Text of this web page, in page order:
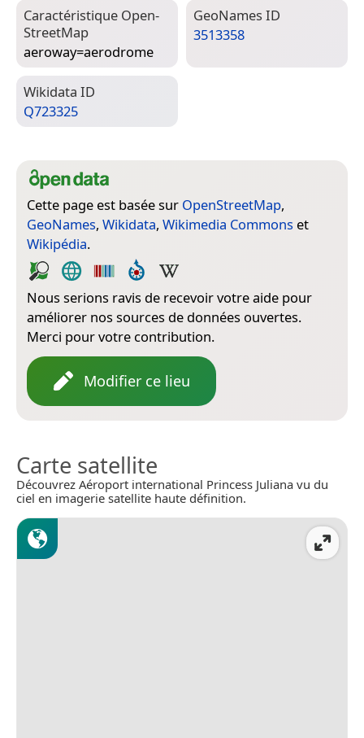
Caractéristique Open­
Street­Map
aeroway=­aerodrome
Geo­Names ID
3513358
Wiki­data ID
Q723325
Cette page est basée sur OpenStreetMap,
GeoNames, Wikidata, Wikimedia Commons et
Wikipédia.
Nous serions ravis de recevoir votre aide pour
améliorer nos sources de données ouvertes.
Merci pour votre contribution.
Modifier ce lieu
Carte satellite
Découvrez Aéroport international Princess Juliana vu du
ciel en imagerie satellite haute définition.